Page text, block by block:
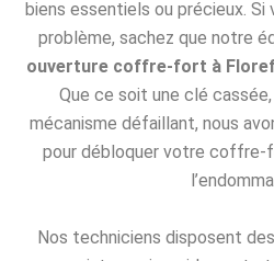
biens essentiels ou précieux.
problème, sachez que notre
ouverture coffre-fort à
Que ce soit une clé
mécanisme défaillant, nous
pour débloquer votre coffre-
Nos techniciens disposent